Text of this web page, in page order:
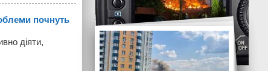
почнуть
діяти,